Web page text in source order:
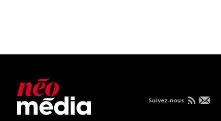
Suivez-nous